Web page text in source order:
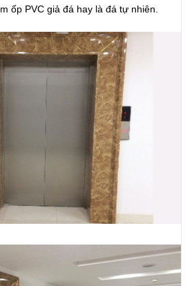
ốp PVC giả đá hay là đá tự nhiên.